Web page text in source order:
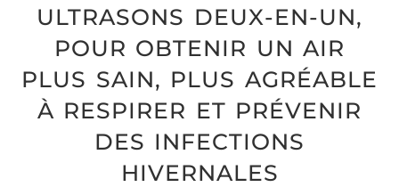
ULTRASONS DEUX-EN-UN,
POUR OBTENIR UN AIR
PLUS SAIN, PLUS AGRÉABLE
À RESPIRER ET PRÉVENIR
DES INFECTIONS
HIVERNALES